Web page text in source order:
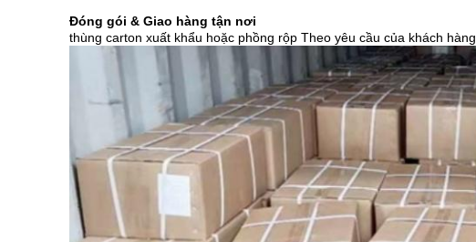
Đóng gói & Giao hàng tận nơi
thùng carton xuất khẩu hoặc phồng rộp Theo yêu cầu của khách hàng